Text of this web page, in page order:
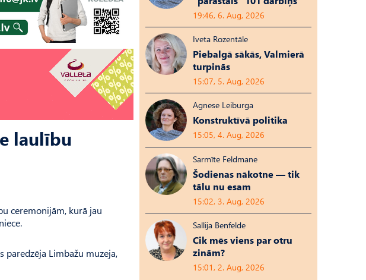
laulību
ceremonijām, kurā jau
paredzēja Limbažu muzeja,
19:46, 6. Aug, 2026
Iveta Rozentāle
Piebalgā sākās, Valmierā
turpinās
15:07, 5. Aug, 2026
Agnese Leiburga
Konstruktīvā politika
15:05, 4. Aug, 2026
Sarmīte Feldmane
Šodienas nākotne — tik
tālu nu esam
15:02, 3. Aug, 2026
Sallija Benfelde
Cik mēs viens par otru
zinām?
15:01, 2. Aug, 2026